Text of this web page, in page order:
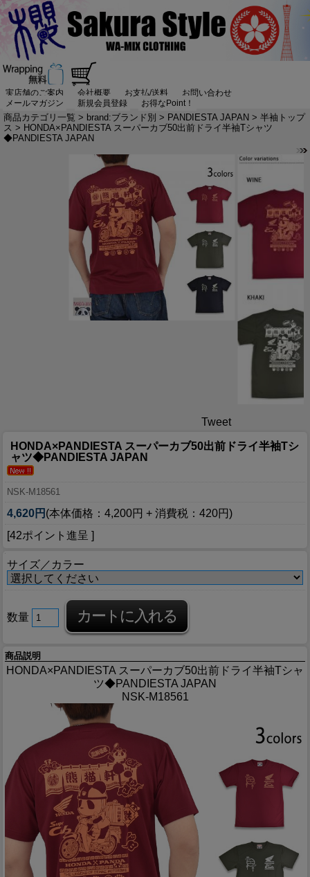
実店舗のご案内 会社概要 お支払/送料
お問い合わせ
メールマガジン
新規会員登録 お得なPoint！
商品カテゴリ一覧 > brand:ブランド別 > PANDIESTA JAPAN > 半袖トップ
ス > HONDA×PANDIESTA スーパーカブ50出前ドライ半袖Tシャツ
◆PANDIESTA JAPAN
Tweet
HONDA×PANDIESTA スーパーカブ50出前ドライ半袖Tシ
ャツ◆PANDIESTA JAPAN
NSK-M18561
4,620円 (本体価格：4,200円 + 消費税：420円)
[42ポイント進呈 ]
サイズ／カラー
数量
商品説明
HONDA×PANDIESTA スーパーカブ50出前ドライ半袖Tシャ
ツ◆PANDIESTA JAPAN
NSK-M18561